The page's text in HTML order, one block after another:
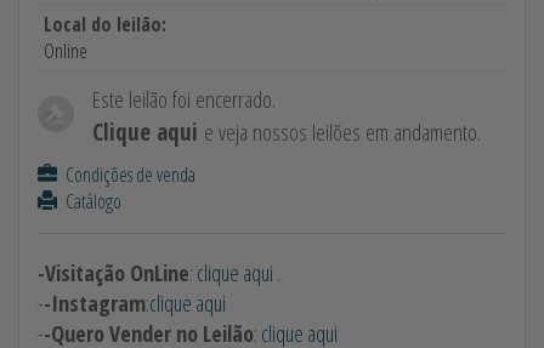
Local do leilão:
Online
Este leilão foi encerrado.
Clique aqui e veja nossos leilões em andamento.
Condições de venda
Catálogo
-Visitação OnLine: clique aqui .
--Instagram:clique aqui
--Quero Vender no Leilão: clique aqui